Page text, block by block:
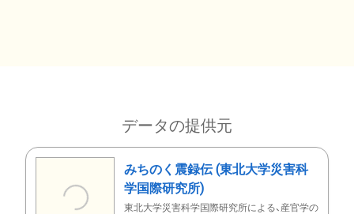
データの提供元
みちのく震録伝 (東北大学災害科
学国際研究所)
東北大学災害科学国際研究所による、産官学の